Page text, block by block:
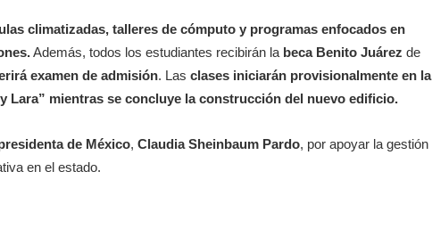
climatizadas, talleres de cómputo y programas enfocados en
Además, todos los estudiantes recibirán la beca Benito Juárez de
examen de admisión. Las clases iniciarán provisionalmente en la
Lara” mientras se concluye la construcción del nuevo edificio.
de México, Claudia Sheinbaum Pardo, por apoyar la gestión
en el estado.